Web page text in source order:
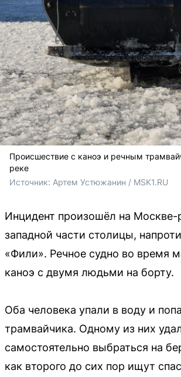
Происшествие с каноэ и речным
реке
Источник: Артем Устюжанин / MSK1.RU
Инцидент произошёл на Москве-
западной части столицы,
«Фили». Речное судно во время
каноэ с двумя людьми на борту.
Оба человека упали в воду и
трамвайчика. Одному из них
самостоятельно выбраться на
как второго до сих пор ищут